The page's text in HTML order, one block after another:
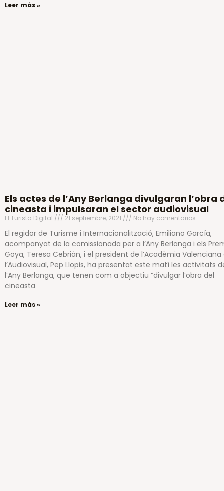
Leer más »
Els actes de l’Any Berlanga divulgaran l’obra
cineasta i impulsaran el sector audiovisual
El Turista Digital 21 septiembre, 2021 No hay comentarios
El regidor de Turisme i Internacionalització, Emiliano García,
acompanyat de la comissionada per a l’Any Berlanga i els
Goya, Teresa Cebrián, i el president de l’Acadèmia Valenciana
l’Audiovisual, Pep Llopis, ha presentat este matí les activitats
l’Any Berlanga, que tenen com a objectiu “divulgar l’obra del
cineasta
Leer más »